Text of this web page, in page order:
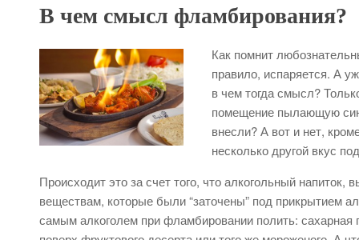
В чем смысл фламбирования?
Как помнит
правило, испаряется. А
в чем тогда смысл?
помещение пылающую
внесли? А вот и нет,
несколько другой вкус
Происходит это за счет того, что алкогольный
веществам, которые были “заточены” под прикрытием
самым алкоголем при фламбировании полить: